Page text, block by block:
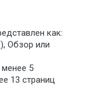
как:
Обзор или
5
13 страниц